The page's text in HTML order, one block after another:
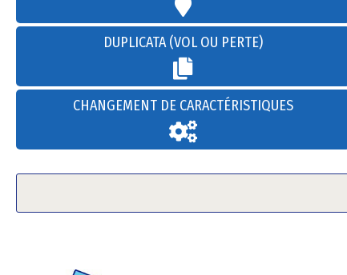
DUPLICATA (VOL OU PERTE)
CHANGEMENT DE CARACTÉRISTIQUES